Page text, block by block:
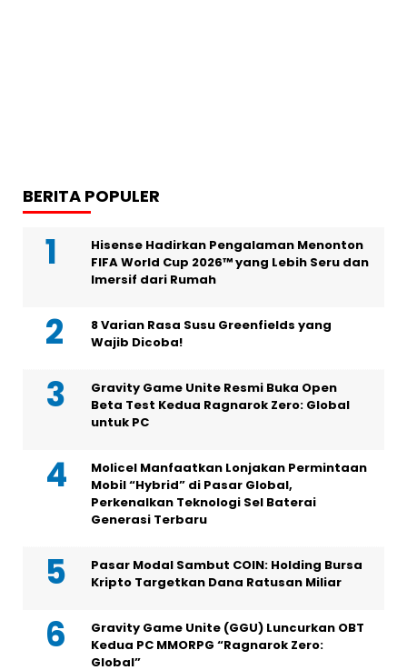
BERITA POPULER
Hisense Hadirkan Pengalaman Menonton
FIFA World Cup 2026™ yang Lebih Seru dan
Imersif dari Rumah
8 Varian Rasa Susu Greenfields yang
Wajib Dicoba!
Gravity Game Unite Resmi Buka Open
Beta Test Kedua Ragnarok Zero: Global
untuk PC
Molicel Manfaatkan Lonjakan Permintaan
Mobil “Hybrid” di Pasar Global,
Perkenalkan Teknologi Sel Baterai
Generasi Terbaru
Pasar Modal Sambut COIN: Holding Bursa
Kripto Targetkan Dana Ratusan Miliar
Gravity Game Unite (GGU) Luncurkan OBT
Kedua PC MMORPG “Ragnarok Zero:
Global”